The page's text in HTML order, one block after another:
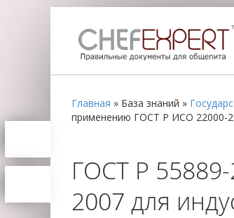
Главная » База знаний »
применению ГОСТ Р ИСО 22000-
ГОСТ Р
2007 для